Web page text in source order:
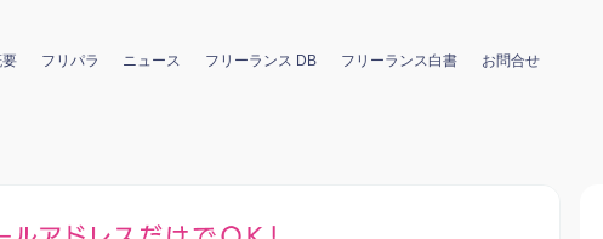
フリパラ ニュース フリーランス DB フリーランス白書 お問合せ